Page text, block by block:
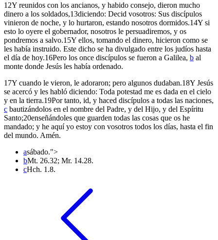
12Y reunidos con los ancianos, y habido consejo, dieron mucho
dinero a los soldados,13diciendo: Decid vosotros: Sus discípulos
vinieron de noche, y lo hurtaron, estando nosotros dormidos.14Y si
esto lo oyere el gobernador, nosotros le persuadiremos, y os
pondremos a salvo.15Y ellos, tomando el dinero, hicieron como se
les había instruido. Este dicho se ha divulgado entre los judíos hasta
el día de hoy.16Pero los once discípulos se fueron a Galilea, b al
monte donde Jesús les había ordenado.
17Y cuando le vieron, le adoraron; pero algunos dudaban.18Y Jesús
se acercó y les habló diciendo: Toda potestad me es dada en el cielo
y en la tierra.19Por tanto, id, y haced discípulos a todas las naciones,
c bautizándolos en el nombre del Padre, y del Hijo, y del Espíritu
Santo;20enseñándoles que guarden todas las cosas que os he
mandado; y he aquí yo estoy con vosotros todos los días, hasta el fin
del mundo. Amén.
asábado.">
bMt. 26.32; Mr. 14.28.
cHch. 1.8.